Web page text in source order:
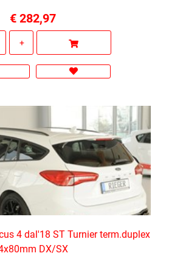
€ 282,97
4 dal'18 ST Turnier term.duplex
DX/SX